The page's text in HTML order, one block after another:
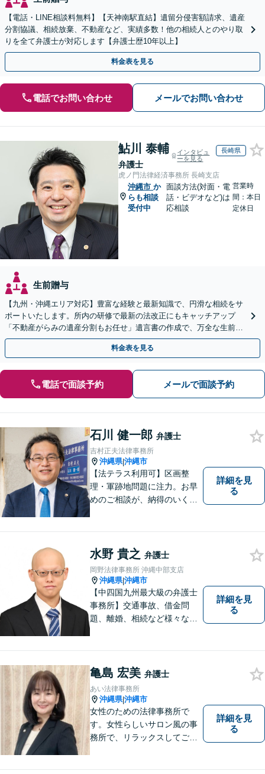
【電話・LINE相談料無料】【天神南駅直結】遺留分侵害額請求、遺産
分割協議、相続放棄、不動産など、実績多数！他の相続人とのやり取
りを全て弁護士が対応します【弁護士歴10年以上】
料金表を見る
電話でお問い合わせ メールでお問い合わせ
鮎川 泰輔
弁護士
インタビュ
ーを見る
長崎県
虎ノ門法律経済事務所 長崎支店
沖縄市 か
らも相談
受付中
面談方法(対面・電
話・ビデオなど)は
応相談
営業時
間：本日
定休日
生前贈与
【九州・沖縄エリア対応】豊富な経験と最新知識で、円滑な相続をサ
ポートいたします。所内の研修で最新の法改正にもキャッチアップ
「不動産がらみの遺産分割もお任せ」遺言書の作成で、万全な生前対
策をおこないましょう【夜間・休日面談可】
料金表を見る
電話で面談予約 メールで面談予約
石川 健一郎 弁護士
吉村正夫法律事務所
沖縄県|沖縄市
【法テラス利用可】区画整
理・軍跡地問題に注力。お早
めのご相談が、納得のいく解
代理人として全力でサポート
します【分割払い可】【休日
夜間対応】【駐車場あり】
詳細を見
る
水野 貴之 弁護士
岡野法律事務所 沖縄中部支店
沖縄県|沖縄市
【中四国九州最大級の弁護士
事務所】交通事故、借金問
題、離婚、相続など様々な問
い！
詳細を見
る
亀島 宏美 弁護士
あい法律事務所
沖縄県|沖縄市
女性のための法律事務所で
す。女性らしいサロン風の事
務所で、リラックスしてご相
詳細を見
る